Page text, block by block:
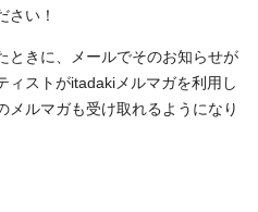
さい！
ときに、メールでそのお知らせが
ィストがitadakiメルマガを利用し
メルマガも受け取れるようになり